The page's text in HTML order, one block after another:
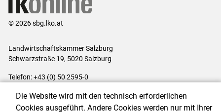
© 2026 sbg.lko.at
Landwirtschaftskammer Salzburg
Schwarzstraße 19, 5020 Salzburg
Telefon: +43 (0) 50 2595-0
Impressum|Kontakt|Datenschutzerklärung|Barrierefreiheit|
Die Website wird mit den technisch erforderlichen
Cookies ausgeführt. Andere Cookies werden nur mit Ihrer